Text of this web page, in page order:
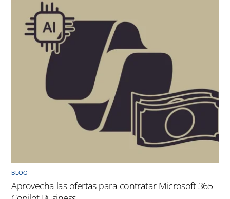
BLOG
Aprovecha las ofertas para contratar Microsoft 365